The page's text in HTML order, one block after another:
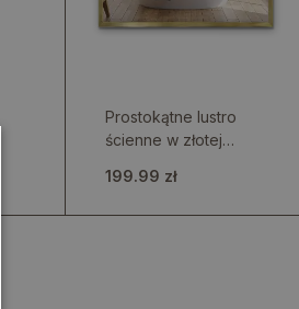
Prostokątne lustro
ścienne w złotej
199.99 zł